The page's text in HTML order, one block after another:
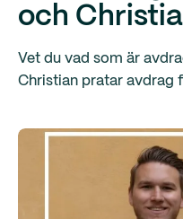
och
Vet du vad som är
Christian pratar avdrag